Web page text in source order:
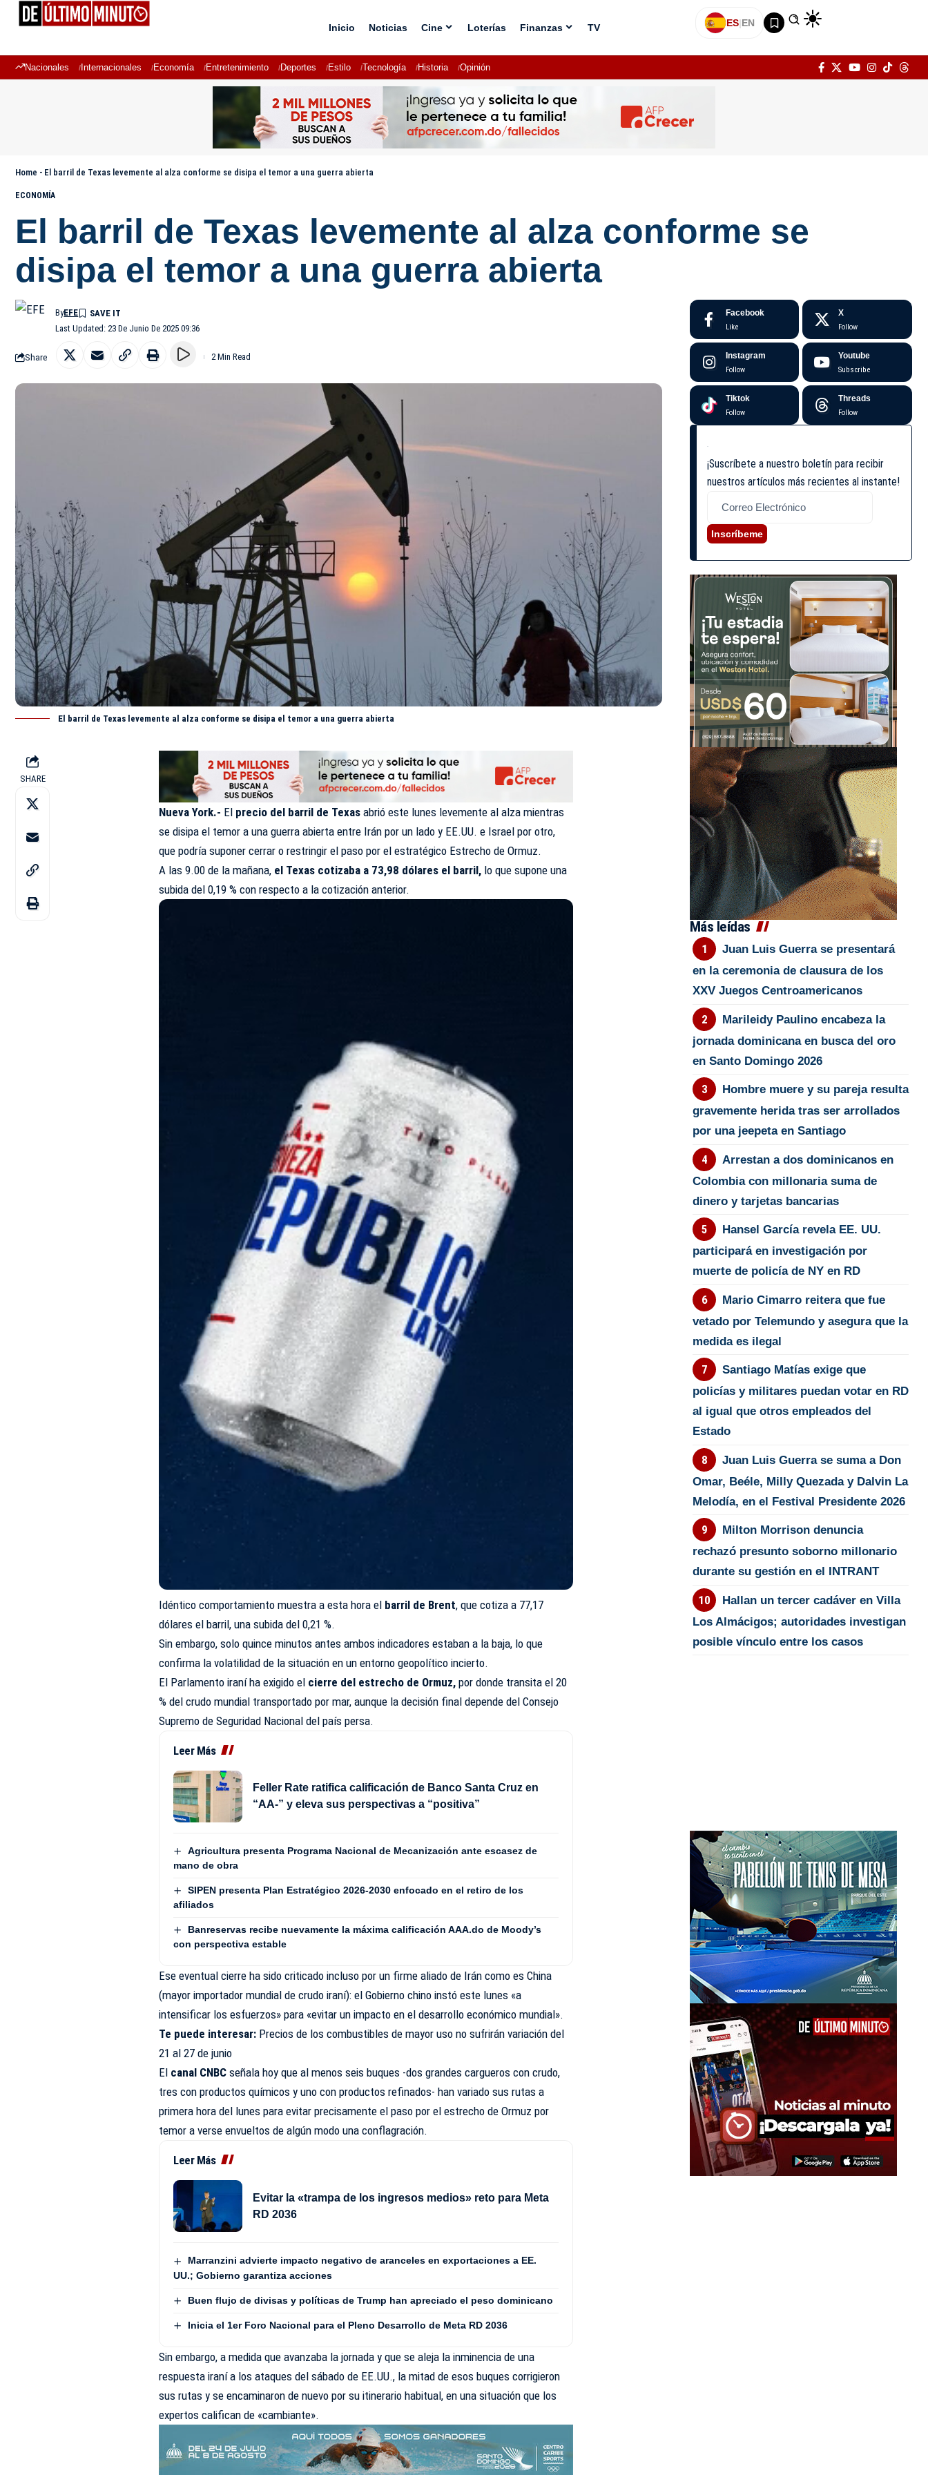
Inicio Noticias Cine Loterías Finanzas TV ES|EN
Nacionales Internacionales Economía Entretenimiento Deportes Estilo Tecnología Historia Opinión
Home - El barril de Texas levemente al alza conforme se disipa el temor a una guerra abierta
ECONOMÍA
El barril de Texas levemente al alza conforme se
disipa el temor a una guerra abierta
Last Updated: 23 De Junio De 2025 09:36
ByEFE
Share 2 Min Read
El barril de Texas levemente al alza conforme se disipa el temor a una guerra abierta
SHARE
Nueva York.- El precio del barril de Texas abrió este lunes levemente al alza mientras
se disipa el temor a una guerra abierta entre Irán por un lado y EE.UU. e Israel por otro,
que podría suponer cerrar o restringir el paso por el estratégico Estrecho de Ormuz.
A las 9.00 de la mañana, el Texas cotizaba a 73,98 dólares el barril, lo que supone una
subida del 0,19 % con respecto a la cotización anterior.
Idéntico comportamiento muestra a esta hora el barril de Brent, que cotiza a 77,17
dólares el barril, una subida del 0,21 %.
Sin embargo, solo quince minutos antes ambos indicadores estaban a la baja, lo que
confirma la volatilidad de la situación en un entorno geopolítico incierto.
El Parlamento iraní ha exigido el cierre del estrecho de Ormuz, por donde transita el 20
% del crudo mundial transportado por mar, aunque la decisión final depende del Consejo
Supremo de Seguridad Nacional del país persa.
Leer Más
Feller Rate ratifica calificación de Banco Santa Cruz en
“AA-” y eleva sus perspectivas a “positiva”
Agricultura presenta Programa Nacional de Mecanización ante escasez de
mano de obra
SIPEN presenta Plan Estratégico 2026-2030 enfocado en el retiro de los
afiliados
Banreservas recibe nuevamente la máxima calificación AAA.do de Moody’s
con perspectiva estable
Ese eventual cierre ha sido criticado incluso por un firme aliado de Irán como es China
(mayor importador mundial de crudo iraní): el Gobierno chino instó este lunes «a
intensificar los esfuerzos» para «evitar un impacto en el desarrollo económico mundial».
Te puede interesar: Precios de los combustibles de mayor uso no sufrirán variación del
21 al 27 de junio
El canal CNBC señala hoy que al menos seis buques -dos grandes cargueros con crudo,
tres con productos químicos y uno con productos refinados- han variado sus rutas a
primera hora del lunes para evitar precisamente el paso por el estrecho de Ormuz por
temor a verse envueltos de algún modo una conflagración.
Leer Más
Evitar la «trampa de los ingresos medios» reto para Meta
RD 2036
Marranzini advierte impacto negativo de aranceles en exportaciones a EE.
UU.; Gobierno garantiza acciones
Buen flujo de divisas y políticas de Trump han apreciado el peso dominicano
Inicia el 1er Foro Nacional para el Pleno Desarrollo de Meta RD 2036
Sin embargo, a medida que avanzaba la jornada y que se aleja la inminencia de una
respuesta iraní a los ataques del sábado de EE.UU., la mitad de esos buques corrigieron
sus rutas y se encaminaron de nuevo por su itinerario habitual, en una situación que los
expertos califican de «cambiante».
Facebook
Like
X
Follow
Instagram
Follow
Youtube
Subscribe
Tiktok
Follow
Threads
Follow
¡Suscríbete a nuestro boletín para recibir
nuestros artículos más recientes al instante!
Inscríbeme
Más leídas
Juan Luis Guerra se presentará
en la ceremonia de clausura de los
XXV Juegos Centroamericanos
Marileidy Paulino encabeza la
jornada dominicana en busca del oro
en Santo Domingo 2026
Hombre muere y su pareja resulta
gravemente herida tras ser arrollados
por una jeepeta en Santiago
Arrestan a dos dominicanos en
Colombia con millonaria suma de
dinero y tarjetas bancarias
Hansel García revela EE. UU.
participará en investigación por
muerte de policía de NY en RD
Mario Cimarro reitera que fue
vetado por Telemundo y asegura que la
medida es ilegal
Santiago Matías exige que
policías y militares puedan votar en RD
al igual que otros empleados del
Estado
Juan Luis Guerra se suma a Don
Omar, Beéle, Milly Quezada y Dalvin La
Melodía, en el Festival Presidente 2026
Milton Morrison denuncia
rechazó presunto soborno millonario
durante su gestión en el INTRANT
Hallan un tercer cadáver en Villa
Los Almácigos; autoridades investigan
posible vínculo entre los casos